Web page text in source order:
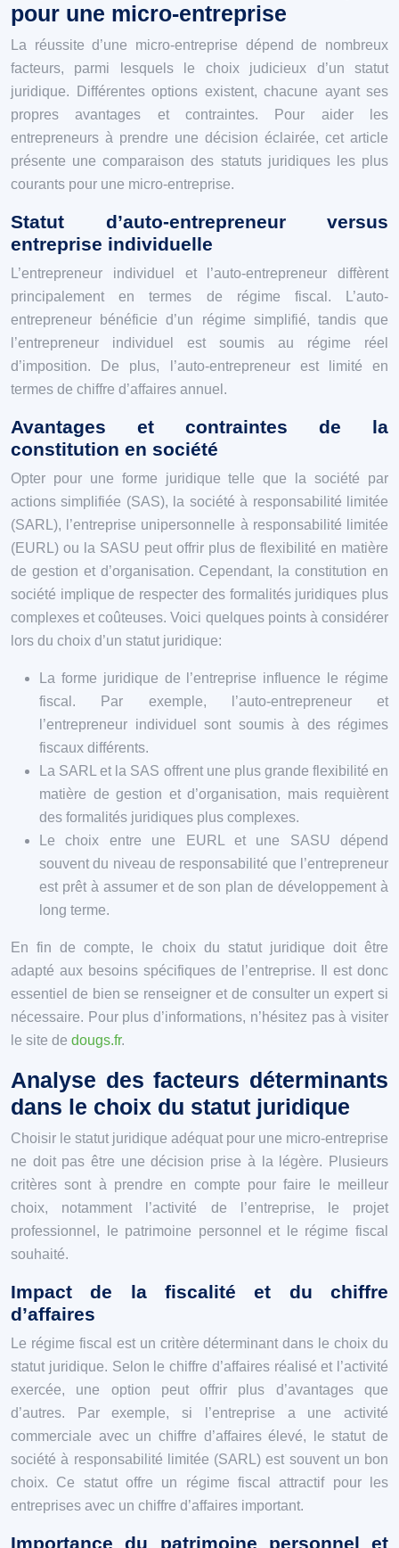
pour une micro-entreprise
La réussite d’une micro-entreprise dépend de nombreux
facteurs, parmi lesquels le choix judicieux d’un statut
juridique. Différentes options existent, chacune ayant ses
propres avantages et contraintes. Pour aider les
entrepreneurs à prendre une décision éclairée, cet article
présente une comparaison des statuts juridiques les plus
courants pour une micro-entreprise.
Statut d’auto-entrepreneur versus
entreprise individuelle
L’entrepreneur individuel et l’auto-entrepreneur diffèrent
principalement en termes de régime fiscal. L’auto-
entrepreneur bénéficie d’un régime simplifié, tandis que
l’entrepreneur individuel est soumis au régime réel
d’imposition. De plus, l’auto-entrepreneur est limité en
termes de chiffre d’affaires annuel.
Avantages et contraintes de la
constitution en société
Opter pour une forme juridique telle que la société par
actions simplifiée (SAS), la société à responsabilité limitée
(SARL), l’entreprise unipersonnelle à responsabilité limitée
(EURL) ou la SASU peut offrir plus de flexibilité en matière
de gestion et d’organisation. Cependant, la constitution en
société implique de respecter des formalités juridiques plus
complexes et coûteuses. Voici quelques points à considérer
lors du choix d’un statut juridique:
La forme juridique de l’entreprise influence le régime
fiscal. Par exemple, l’auto-entrepreneur et
l’entrepreneur individuel sont soumis à des régimes
fiscaux différents.
La SARL et la SAS offrent une plus grande flexibilité en
matière de gestion et d’organisation, mais requièrent
des formalités juridiques plus complexes.
Le choix entre une EURL et une SASU dépend
souvent du niveau de responsabilité que l’entrepreneur
est prêt à assumer et de son plan de développement à
long terme.
En fin de compte, le choix du statut juridique doit être
adapté aux besoins spécifiques de l’entreprise. Il est donc
essentiel de bien se renseigner et de consulter un expert si
nécessaire. Pour plus d’informations, n’hésitez pas à visiter
le site de dougs.fr.
Analyse des facteurs déterminants
dans le choix du statut juridique
Choisir le statut juridique adéquat pour une micro-entreprise
ne doit pas être une décision prise à la légère. Plusieurs
critères sont à prendre en compte pour faire le meilleur
choix, notamment l’activité de l’entreprise, le projet
professionnel, le patrimoine personnel et le régime fiscal
souhaité.
Impact de la fiscalité et du chiffre
d’affaires
Le régime fiscal est un critère déterminant dans le choix du
statut juridique. Selon le chiffre d’affaires réalisé et l’activité
exercée, une option peut offrir plus d’avantages que
d’autres. Par exemple, si l’entreprise a une activité
commerciale avec un chiffre d’affaires élevé, le statut de
société à responsabilité limitée (SARL) est souvent un bon
choix. Ce statut offre un régime fiscal attractif pour les
entreprises avec un chiffre d’affaires important.
Importance du patrimoine personnel et